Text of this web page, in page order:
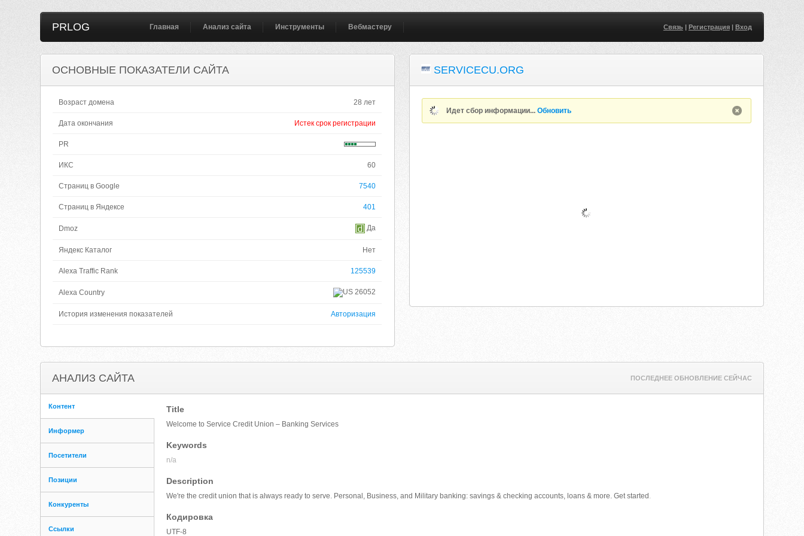
PRLOG Главная Анализ сайта Инструменты Вебмастеру Связь| Регистрация| Вход
ОСНОВНЫЕ ПОКАЗАТЕЛИ САЙТА
Возраст домена 28 лет
Дата окончания Истек срок регистрации
PR
ИКС 60
Страниц в Google 7540
Страниц в Яндексе 401
Dmoz Да
Яндекс Каталог Нет
Alexa Traffic Rank 125539
Alexa Country 26052
История изменения показателей Авторизация
SERVICECU.ORG
Идет сбор информации...Обновить
АНАЛИЗ САЙТА ПОСЛЕДНЕЕ ОБНОВЛЕНИЕ СЕЙЧАС
Контент
Информер
Посетители
Позиции
Конкуренты
Ссылки
Title
Welcome to Service Credit Union – Banking Services
Keywords
n/a
Description
We're the credit union that is always ready to serve. Personal, Business, and Military banking: savings & checking accounts, loans & more. Get started .
Кодировка
UTF-8